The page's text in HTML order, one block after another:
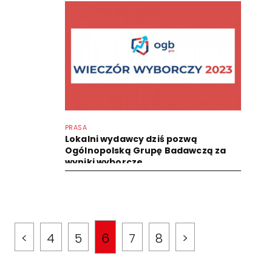
PRASA
Lokalni wydawcy dziś pozwą
Ogólnopolską Grupę Badawczą za
wyniki wyborcze
< 4 5 6 7 8 >